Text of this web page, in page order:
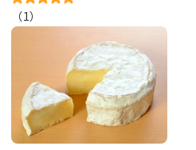
（1）